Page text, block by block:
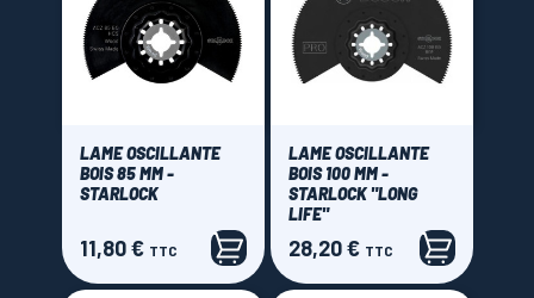
LAME OSCILLANTE
BOIS 85 MM -
STARLOCK
Prix
11,80 € TTC
LAME OSCILLANTE
BOIS 100 MM -
STARLOCK "LONG
LIFE"
Prix
28,20 € TTC